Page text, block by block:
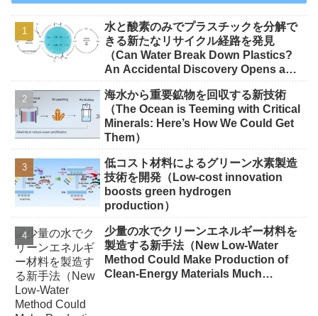
水と酸素のみでプラスチックを分解で
きる新たなリサイクル経路を発見
（Can Water Break Down Plastics?
An Accidental Discovery Opens a
海水から重要鉱物を回収する新技術
（The Ocean is Teeming with Critical
Minerals: Here’s How We Could Get
Them）
低コスト材料によるグリーン水素製造
技術を開発（Low-cost innovation
boosts green hydrogen
production）
少量の水でクリーンエネルギー材料を
製造する新手法（New Low-Water
Method Could Make Production of
Clean-Energy Materials Much